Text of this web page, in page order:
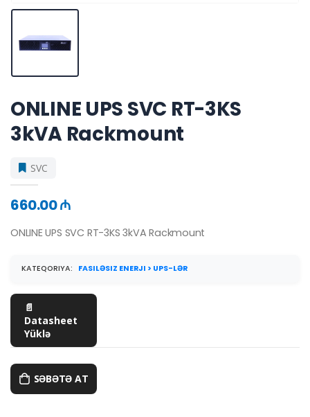
ONLINE UPS SVC RT-3KS
3kVA Rackmount
SVC
660.00 ₼
ONLINE UPS SVC RT-3KS 3kVA Rackmount
KATEQORIYA: FASILƏSIZ ENERJI > UPS-LƏR
📄
Datasheet
Yüklə
SƏBƏTƏ AT